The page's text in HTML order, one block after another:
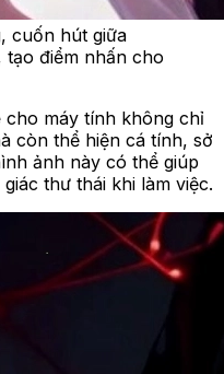
cuốn hút giữa
điểm nhấn cho
cho máy tính không chỉ
còn thể hiện cá tính, sở
ảnh này có thể giúp
thư thái khi làm việc.